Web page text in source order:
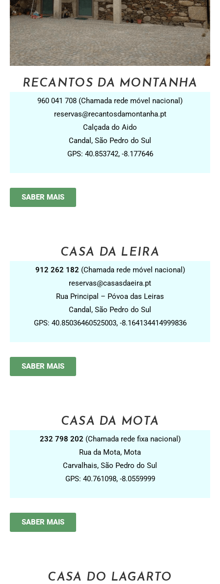
RECANTOS DA MONTANHA
960 041 708 (Chamada rede móvel nacional)
reservas@recantosdamontanha.pt
Calçada do Aido
Candal, São Pedro do Sul
GPS: 40.853742, -8.177646
SABER MAIS
CASA DA LEIRA
912 262 182 (Chamada rede móvel nacional)
reservas@casasdaeira.pt
Rua Principal – Póvoa das Leiras
Candal, São Pedro do Sul
GPS: 40.85036460525003, -8.164134414999836
SABER MAIS
CASA DA MOTA
232 798 202 (Chamada rede fixa nacional)
Rua da Mota, Mota
Carvalhais, São Pedro do Sul
GPS: 40.761098, -8.0559999
SABER MAIS
CASA DO LAGARTO